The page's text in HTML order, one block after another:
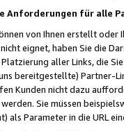
Anforderungen für alle
von Ihnen erstellt oder
eignet, haben Sie die
aller Links, die
bereitgestellte) Partner-
Kunden nicht dazu
Sie müssen
als Parameter in die URL